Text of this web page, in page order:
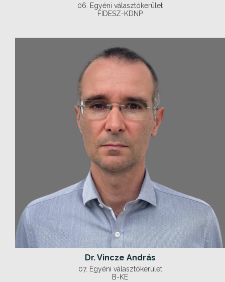
06. Egyéni választókerület
FIDESZ-KDNP
Dr. Vincze András
07. Egyéni választókerület
B-KE